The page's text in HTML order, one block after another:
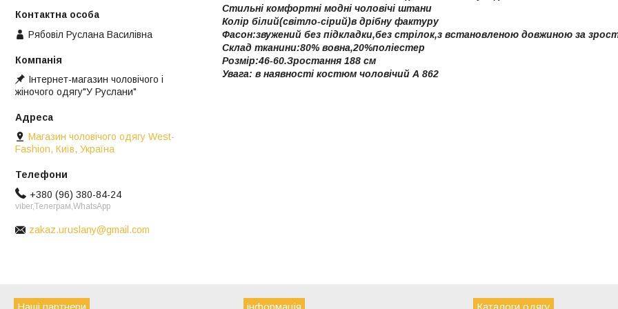
Стильні комфортні модні чоловічі штани
Колір білий(світло-сірий)в дрібну фактуру
Фасон:звужений без підкладки,без стрілок,з встановленою довжиною за
Склад тканини:80% вовна,20%поліестер
Розмір:46-60.Зростання 188 см
Увага: в наявності костюм чоловічий А 862
Рябовіл Руслана Василівна
Інтернет-магазин чоловічого і
жіночого одягу"У Руслани"
Магазин чоловічого одягу West-
Fashion, Київ, Україна
+380 (96) 380-84-24
viber,Телеграм,WhatsApp
zakaz.uruslany@gmail.com